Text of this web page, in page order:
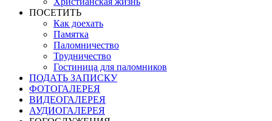
ПОСЕТИТЬ
Как доехать
Памятка
Паломничество
Трудничество
Гостиница для паломников
ПОДАТЬ ЗАПИСКУ
ФОТОГАЛЕРЕЯ
ВИДЕОГАЛЕРЕЯ
АУДИОГАЛЕРЕЯ